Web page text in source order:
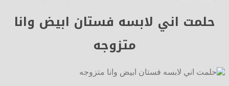
حلمت اني لابسه فستان ابيض وانا
متزوجه